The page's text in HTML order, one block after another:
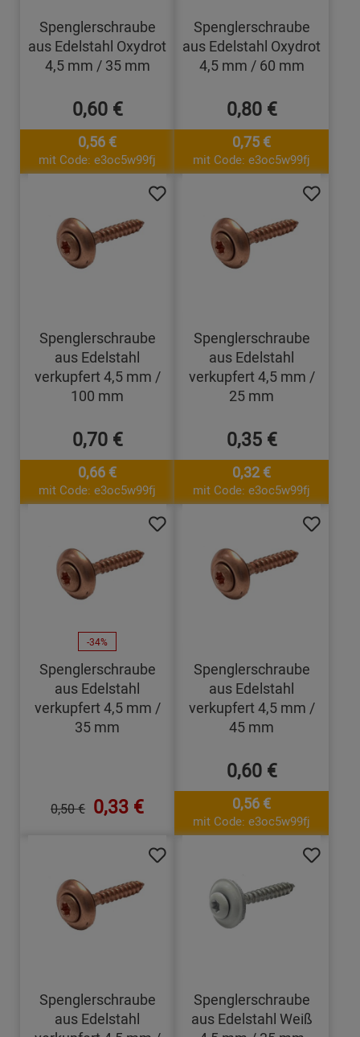
Spenglerschraube
aus Edelstahl Oxydrot
4,5 mm / 35 mm
0,60 €
0,56 €
mit Code: e3oc5w99fj
Spenglerschraube
aus Edelstahl Oxydrot
4,5 mm / 60 mm
0,80 €
0,75 €
mit Code: e3oc5w99fj
Spenglerschraube
aus Edelstahl
verkupfert 4,5 mm /
100 mm
0,70 €
0,66 €
mit Code: e3oc5w99fj
Spenglerschraube
aus Edelstahl
verkupfert 4,5 mm /
25 mm
0,35 €
0,32 €
mit Code: e3oc5w99fj
-34%
Spenglerschraube
aus Edelstahl
verkupfert 4,5 mm /
35 mm
0,50 € 0,33 €
Spenglerschraube
aus Edelstahl
verkupfert 4,5 mm /
45 mm
0,60 €
0,56 €
mit Code: e3oc5w99fj
Spenglerschraube
aus Edelstahl
Spenglerschraube
aus Edelstahl Weiß